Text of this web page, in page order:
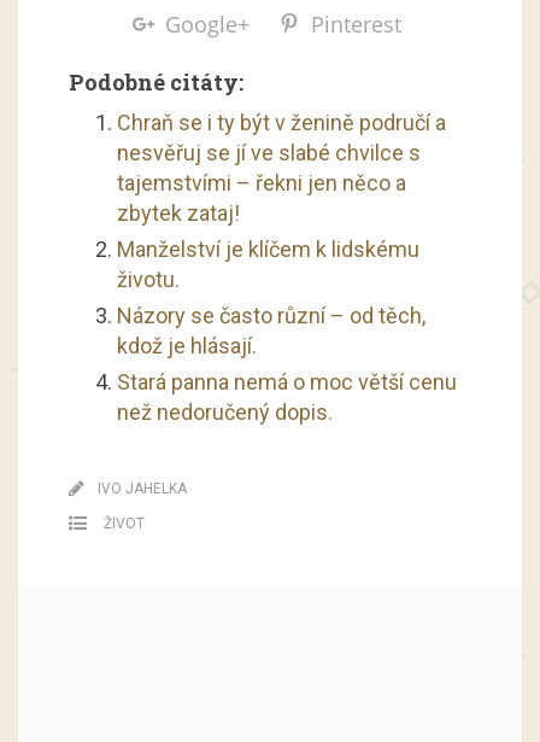
Google+
Pinterest
Podobné citáty:
Chraň se i ty být v ženině područí a
nesvěřuj se jí ve slabé chvilce s
tajemstvími – řekni jen něco a
zbytek zataj!
Manželství je klíčem k lidskému
životu.
Názory se často různí – od těch,
kdož je hlásají.
Stará panna nemá o moc větší cenu
než nedoručený dopis.
IVO JAHELKA
ŽIVOT